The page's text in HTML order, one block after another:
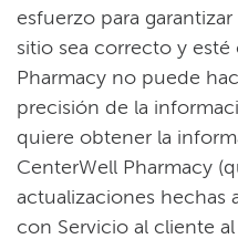
esfuerzo para
sitio sea correcto y
Pharmacy no puede
precisión de la
quiere obtener la
CenterWell Pharmacy
actualizaciones hechas
con Servicio al cliente